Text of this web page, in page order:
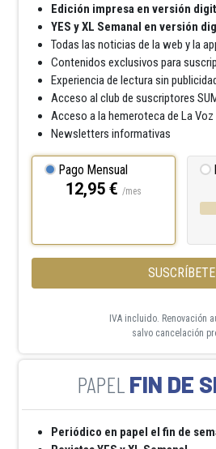
Edición impresa en versión
YES y XL Semanal en versión
Todas las noticias de la web y la
Contenidos exclusivos para
Experiencia de lectura sin
Acceso al club de suscriptores
Acceso a la hemeroteca de La Voz
Newsletters informativas
Pago Mensual
12,95 € /mes
SUSCRÍBETE
IVA incluido. Renovación
salvo cancelación
FIN DE
Periódico en papel el fin de